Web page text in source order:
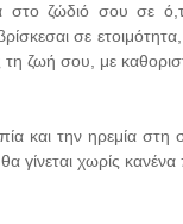
ζώδιό σου σε
σε
ζωή σου, με
και την ηρεμία
γίνεται χωρίς